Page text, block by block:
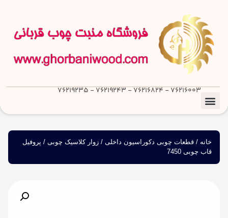
76216003 - 76216824 - 76219243 - 76219235
خانه / قطعات چوبی دکوراسیون داخلی / زوار کلاسیک چوبی / پروفیل
قاب چوبی 7450